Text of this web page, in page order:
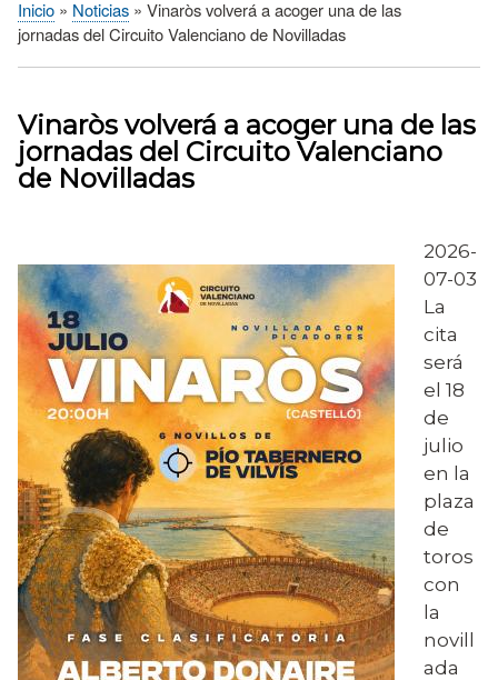
Sobrescribir
ayuda
a
la
navegación
Inicio Noticias
Vinaròs volverá a acoger una de las
jornadas del Circuito Valenciano de Novilladas
Vinaròs volverá a acoger una de las
jornadas del Circuito Valenciano
de Novilladas
2026-
07-03
La
cita
será
el 18
de
julio
en la
plaza
de
toros
con
la
novill
ada